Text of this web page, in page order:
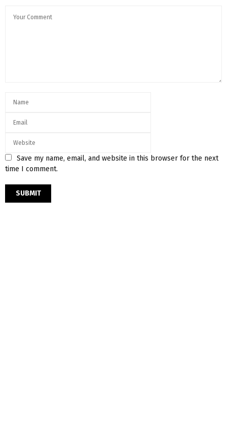
Save my name, email, and website in this browser for the next
time I comment.